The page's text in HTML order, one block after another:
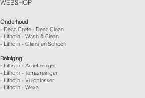
WEBSHOP
Onderhoud
- Deco Crete - Deco Clean
- Lithofin - Wash & Clean
- Lithofin - Glans en Schoon
Reiniging
- Lithofin - Actiefreiniger
- Lithofin - Terrasreiniger
- Lithofin - Vuiloplosser
- Lithofin - Wexa